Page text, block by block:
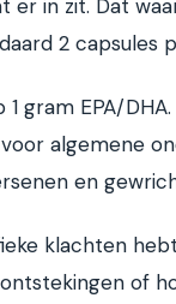
er in zit. Dat
2 capsules
1 gram EPA/
algemene
en
klachten
of